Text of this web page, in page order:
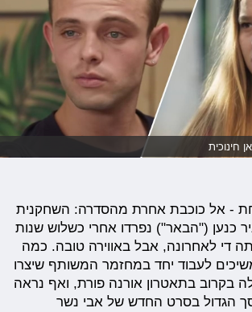
חינוכית
- אל כוכבת אחרת מהסדרה: השחקנית
כנען ("הבאר") נפרדו אחרי כשלוש שנות
די לאחרונה, אבל באווירה טובה. כמה
לעבוד יחד במחזמר המשותף שיצרו
בקרוב בתאטרון אורנה פורת, ואף נראה
הגדול בסרט החדש של אבי נשר